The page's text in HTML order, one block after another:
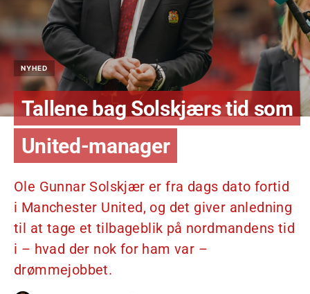
NYHED
Tallene bag Solskjærs tid som
United-manager
Ole Gunnar Solskjær er fra dags dato fortid
i Manchester United, og det giver anledning
til at tage et tilbageblik på nordmandens tid
i – hvad der nok for ham var –
drømmejobbet.